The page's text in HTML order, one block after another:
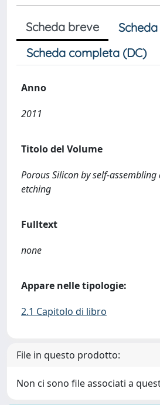
Scheda breve
Scheda completa (DC)
Anno
2011
Titolo del Volume
Porous Silicon by self-
etching
Fulltext
none
Appare nelle tipologie:
2.1 Capitolo di libro
File in questo prodotto:
Non ci sono file associati a